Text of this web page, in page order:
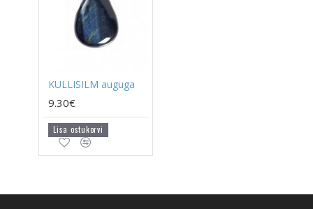
KULLISILM auguga
9.30€
Lisa ostukorvi